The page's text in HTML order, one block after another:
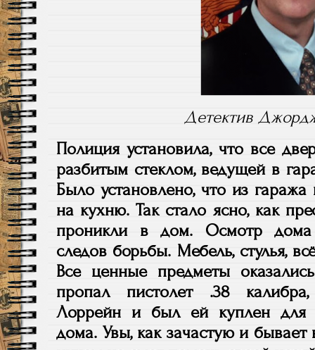
Детектив
Полиция установила, что все
разбитым стеклом, ведущей в
Было установлено, что из
на кухню. Так стало ясно, как
проникли в дом. Осмотр
следов борьбы. Мебель, стулья,
Все ценные предметы
пропал пистолет .38
Лоррейн и был ей куплен для
дома. Увы, как зачастую и бывает